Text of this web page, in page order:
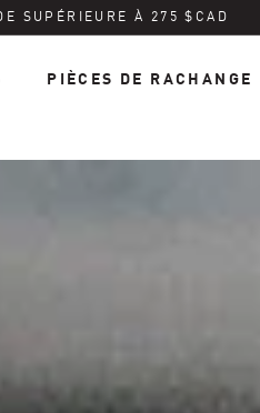
SUPÉRIEURE À 275 $CAD
PIÈCES DE RACHANGE